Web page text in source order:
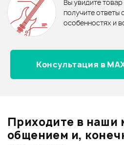
Оценка5
Оценка4
Оценка1
Вы увидите
получите ответы
особенностях и
Консультация в
Приходите в наши
общением и,